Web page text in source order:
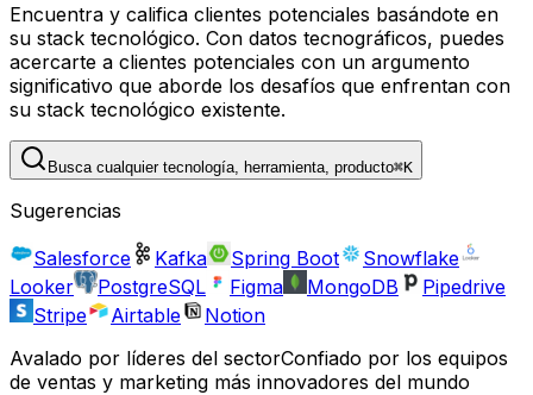
Encuentra y califica clientes potenciales basándote en
su stack tecnológico. Con datos tecnográficos, puedes
acercarte a clientes potenciales con un argumento
significativo que aborde los desafíos que enfrentan con
su stack tecnológico existente.
Busca cualquier tecnología, herramienta, producto⌘K
Sugerencias
Salesforce
Kafka Spring Boot
Snowflake
Looker
PostgreSQL Figma MongoDB
Pipedrive
Stripe
Airtable
Notion
Avalado por líderes del sectorConfiado por los equipos
de ventas y marketing más innovadores del mundo